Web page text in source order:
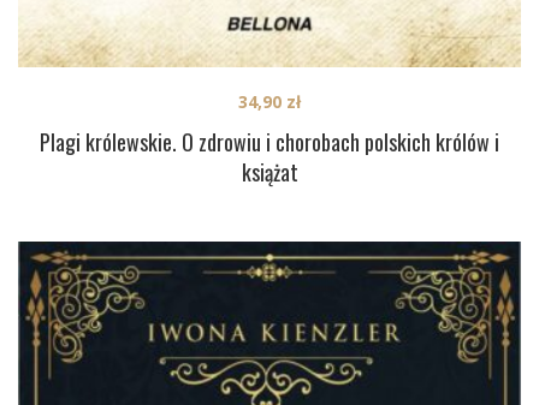
Plagi królewskie. O zdrowiu i chorobach polskich królów i
książat
34,90 zł